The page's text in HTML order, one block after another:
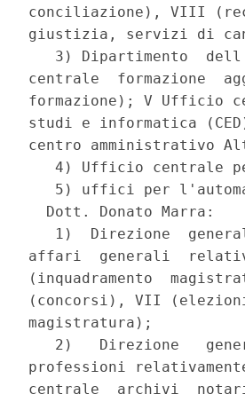
conciliazione), VIII
giustizia, servizi di
3) Dipartimento
centrale  formazione
formazione); V Ufficio
studi e informatica
centro amministrativo
4) Ufficio centrale
5) uffici per
  Dott. Donato Marra:
1)  Direzione
affari  generali
(inquadramento
(concorsi), VII
magistratura);
2)   Direzione
professioni
centrale  archivi